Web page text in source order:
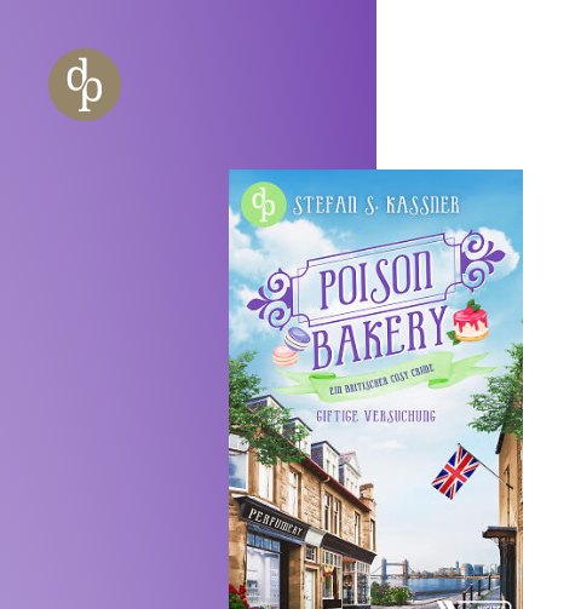
Zur Navigation springen
Zur Website-Suche springen